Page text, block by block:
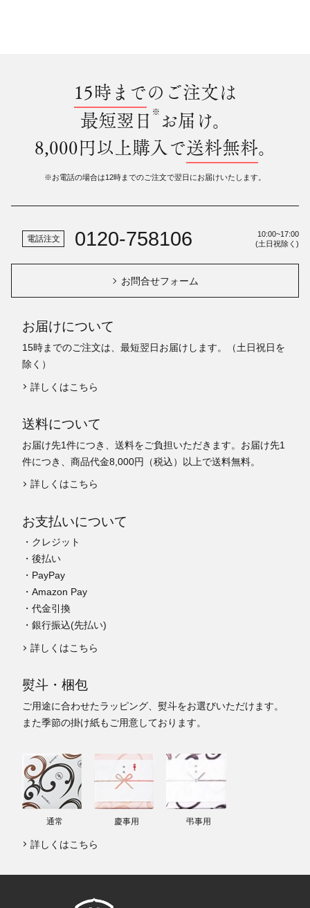
15時までのご注文は
最短翌日 ※ お届け。
8,000円以上購入で送料無料。
※お電話の場合は12時までのご注文で翌日にお届けいたします。
電話注文 0120-758106
10:00~17:00
(土日祝除く)
お問合せフォーム
お届けについて
15時までのご注文は、最短翌日お届けします。（土日祝日を
除く）
詳しくはこちら
送料について
お届け先1件につき、送料をご負担いただきます。お届け先1
件につき、商品代金8,000円（税込）以上で送料無料。
詳しくはこちら
お支払いについて
・クレジット
・後払い
・PayPay
・Amazon Pay
・代金引換
・銀行振込(先払い)
詳しくはこちら
熨斗・梱包
ご用途に合わせたラッピング、熨斗をお選びいただけます。
また季節の掛け紙もご用意しております。
通常 慶事用 弔事用
詳しくはこちら